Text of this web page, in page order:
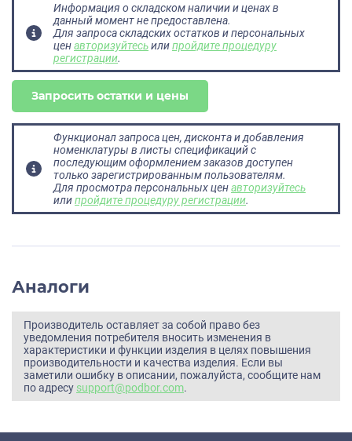
Информация о складском наличии и ценах в
данный момент не предоставлена.
Для запроса складских остатков и персональных
ценавторизуйтесьилипройдите процедуру
регистрации.
Запросить остатки и цены
Функционал запроса цен, дисконта и добавления
номенклатуры в листы спецификаций с
последующим оформлением заказов доступен
только зарегистрированным пользователям.
Для просмотра персональных ценавторизуйтесь
илипройдите процедуру регистрации.
Аналоги
Производитель оставляет за собой право без
уведомления потребителя вносить изменения в
характеристики и функции изделия в целях повышения
производительности и качества изделия. Если вы
заметили ошибку в описании, пожалуйста, сообщите нам
по адресу support@podbor.com.